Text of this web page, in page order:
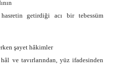
hasretin getirdiği acı bir tebessüm
şayet hâkimler
ve tavırlarından, yüz ifadesinden